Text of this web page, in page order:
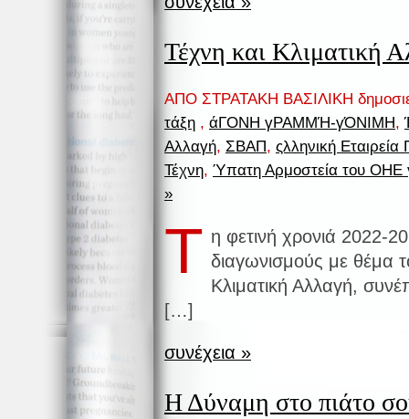
Τέχνη και Κλιματική
ΑΠΟ ΣΤΡΑΤΑΚΗ ΒΑΣΙΛΙΚΗ
τάξη , άΓΟΝΗ γΡΑΜΜΉ-γΌΝΙΜΗ,
Αλλαγή, ΣΒΑΠ, ςλληνική Εταιρεία
Τέχνη, Ύπατη Αρμοστεία του ΟΗΕ
»
Τ η φετινή χρονιά 2022-
διαγωνισμούς με θέμα
Κλιματική Αλλαγή,
[…]
συνέχεια »
Η Δύναμη στο πιάτο